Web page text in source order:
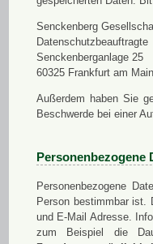
Senckenberg
Datenschutzbeauftragte
Senckenberganlage 25
60325 Frankfurt am Main
Außerdem haben Sie
Beschwerde bei einer
Personenbezogene
Personenbezogene
Person bestimmbar ist.
und E-Mail Adresse.
zum Beispiel die